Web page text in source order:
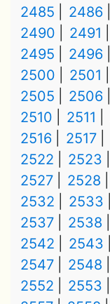
2485
2486
2490
2491
2495
2496
2500
2501
2505
2506
2510
2511
2516
2517
2522
2523
2527
2528
2532
2533
2537
2538
2542
2543
2547
2548
2552
2553